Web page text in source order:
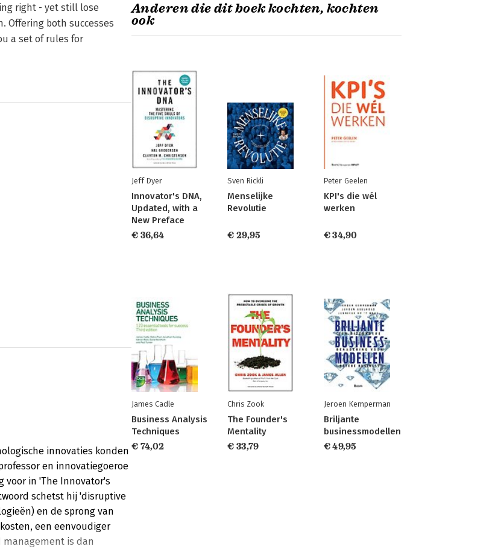
right - yet still lose
Offering both successes
a set of rules for
innovaties konden
en innovatiegoeroe
voor in 'The Innovator's
schetst hij 'disruptive
en de sprong van
een eenvoudiger
management is dan
Anderen die dit boek kochten, kochten
ook
Jeff Dyer
Innovator's DNA,
Updated, with a
New Preface
€ 36,64
Sven Rickli
Menselijke
Revolutie
€ 29,95
Peter Geelen
KPI's die wél
werken
€ 34,90
James Cadle
Business Analysis
Techniques
€ 74,02
Chris Zook
The Founder's
Mentality
€ 33,79
Jeroen Kemperman
Briljante
businessmodellen
€ 49,95